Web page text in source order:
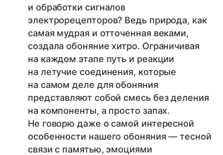
и обработки сигналов
электрорецепторов? Ведь природа, как
самая мудрая и отточенная веками,
создала обоняние хитро. Ограничивая
на каждом этапе путь и реакции
на летучие соединения, которые
на самом деле для обоняния
представляют собой смесь без деления
на компоненты, а просто запах.
Не говорю даже о самой интересной
особенности нашего обоняния — тесной
связи с памятью, эмоциями